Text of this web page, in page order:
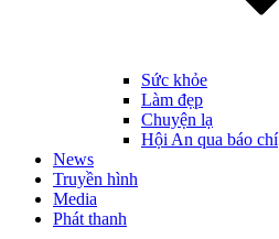
Sức khỏe
Làm đẹp
Chuyện lạ
Hội An qua báo chí
News
Truyền hình
Media
Phát thanh